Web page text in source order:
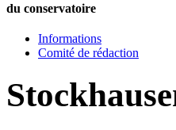
du conservatoire
Informations
Comité de rédaction